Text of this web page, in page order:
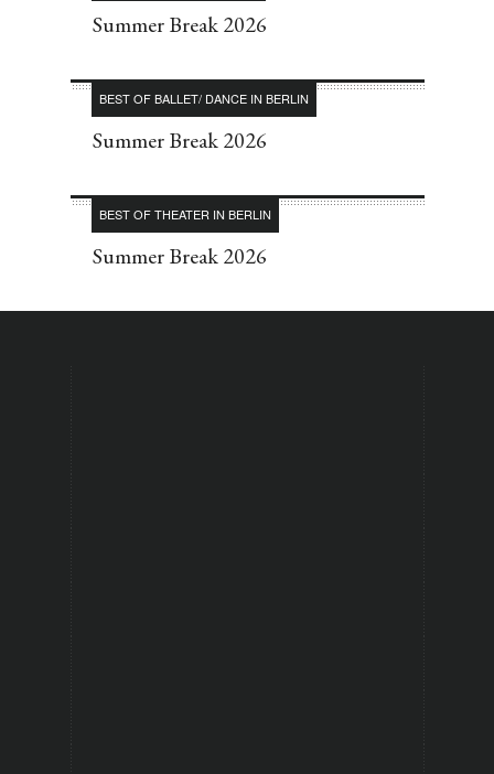
Summer Break 2026
BEST OF BALLET/ DANCE IN BERLIN
Summer Break 2026
BEST OF THEATER IN BERLIN
Summer Break 2026